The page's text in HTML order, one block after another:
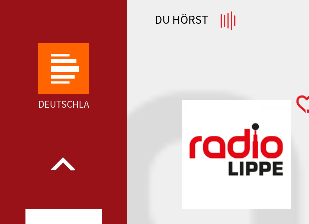
WDR 4 --- WDR 4 ---
DEUTSCHLANDFUNK KULTUR --- DEUTSCHLANDFUNK KULTUR ---
DU HÖRST